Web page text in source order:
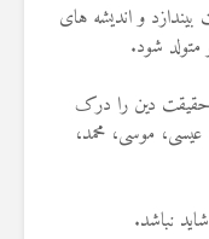
و اندیشه های
متولد شود.
حقیقت دین را درک
عیسی، موسی، محمد،
نباشد.